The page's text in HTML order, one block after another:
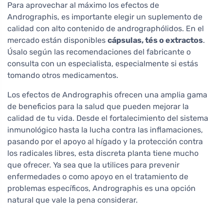
Para aprovechar al máximo los efectos de
Andrographis, es importante elegir un suplemento de
calidad con alto contenido de andrographólidos. En el
mercado están disponibles cápsulas, tés o extractos.
Úsalo según las recomendaciones del fabricante o
consulta con un especialista, especialmente si estás
tomando otros medicamentos.
Los efectos de Andrographis ofrecen una amplia gama
de beneficios para la salud que pueden mejorar la
calidad de tu vida. Desde el fortalecimiento del sistema
inmunológico hasta la lucha contra las inflamaciones,
pasando por el apoyo al hígado y la protección contra
los radicales libres, esta discreta planta tiene mucho
que ofrecer. Ya sea que la utilices para prevenir
enfermedades o como apoyo en el tratamiento de
problemas específicos, Andrographis es una opción
natural que vale la pena considerar.